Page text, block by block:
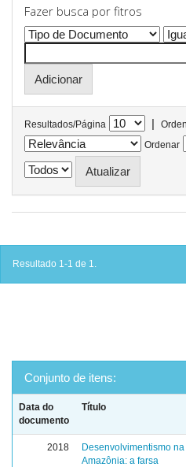
Fazer busca por fitros
Resultados/Página |
Ordenar
Resultado 1-1 de 1.
Conjunto de itens:
Data do
documento
Título
2018
Desenvolvimentismo na
Amazônia: a farsa